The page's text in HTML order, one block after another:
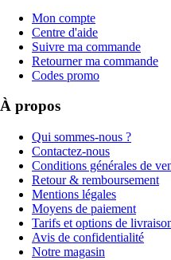
Mon compte
Centre d'aide
Suivre ma commande
Retourner ma commande
Codes promo
À propos
Qui sommes-nous ?
Contactez-nous
Conditions générales de
Retour & remboursement
Mentions légales
Moyens de paiement
Tarifs et options de
Avis de confidentialité
Notre magasin